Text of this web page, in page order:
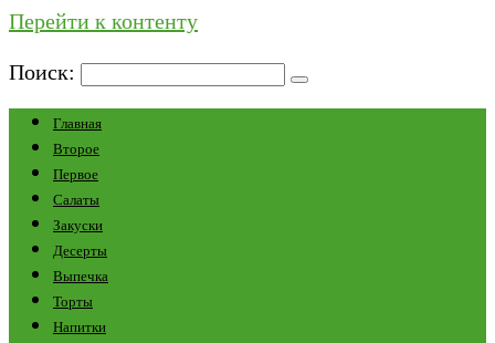
Перейти к контенту
Поиск:
Главная
Второе
Первое
Салаты
Закуски
Десерты
Выпечка
Торты
Напитки